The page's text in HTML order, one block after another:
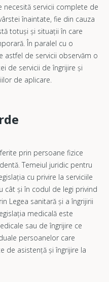
servicii complete de
înaintate, fie din cauza
totuși și situații în care
În paralel cu o
astfel de servicii observăm o
de servicii de îngrijire și
de aplicare.
prin persoane fizice
Temeiul juridic pentru
cu privire la serviciile
cât și în codul de legi privind
Legea sanitară și a îngrijirii
medicală este
sau de îngrijire ce
persoanelor care
de asistență și îngrijire la